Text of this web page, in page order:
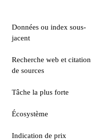
Données ou index sous-
jacent
Recherche web et citation
de sources
Tâche la plus forte
Écosystème
Indication de prix